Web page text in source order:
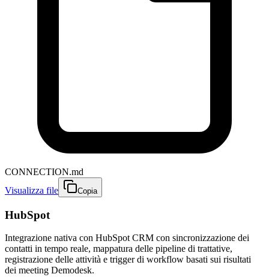
CONNECTION.md
Visualizza file
Copia
HubSpot
Integrazione nativa con HubSpot CRM con sincronizzazione dei
contatti in tempo reale, mappatura delle pipeline di trattative,
registrazione delle attività e trigger di workflow basati sui risultati
dei meeting Demodesk.